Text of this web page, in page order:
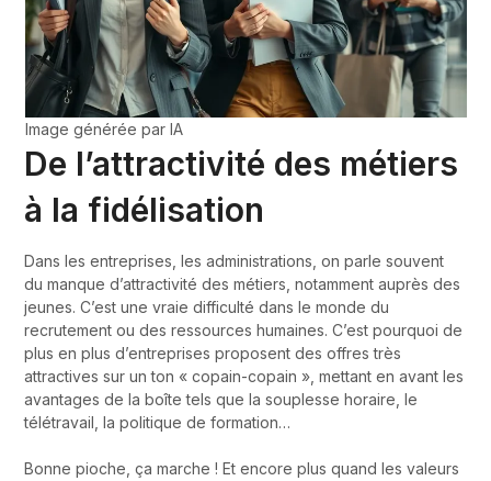
Image générée par IA
De l’attractivité des métiers
à la fidélisation
Dans les entreprises, les administrations, on parle souvent
du manque d’attractivité des métiers, notamment auprès des
jeunes. C’est une vraie difficulté dans le monde du
recrutement ou des ressources humaines. C’est pourquoi de
plus en plus d’entreprises proposent des offres très
attractives sur un ton « copain-copain », mettant en avant les
avantages de la boîte tels que la souplesse horaire, le
télétravail, la politique de formation…
Bonne pioche, ça marche ! Et encore plus quand les valeurs